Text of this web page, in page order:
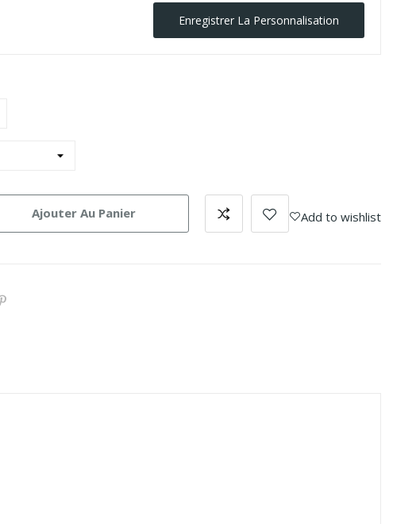
Enregistrer La Personnalisation
Ajouter Au Panier Add to wishlist